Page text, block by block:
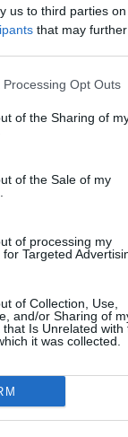
us to third parties
that may
Opt Outs
of the Sharing of
of the Sale of my
of processing my
Targeted
of Collection, Use,
and/or Sharing of
that Is Unrelated with
it was collected.
ημέρες στην
κατέκλυσαν το
τον τόπο από τα
στους πρώτους
για Σχέδιο